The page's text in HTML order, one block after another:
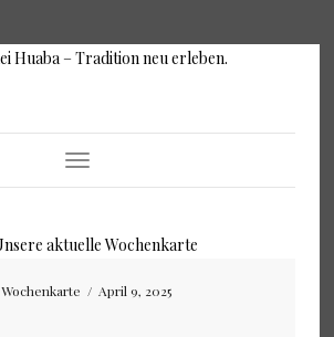
Toggle Navigation
Wochenkarte / April 9, 2025